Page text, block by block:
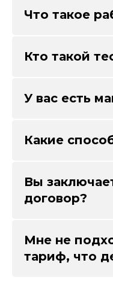
Что такое
Кто такой
У вас есть
Какие
Вы
договор?
Мне не
тариф, что